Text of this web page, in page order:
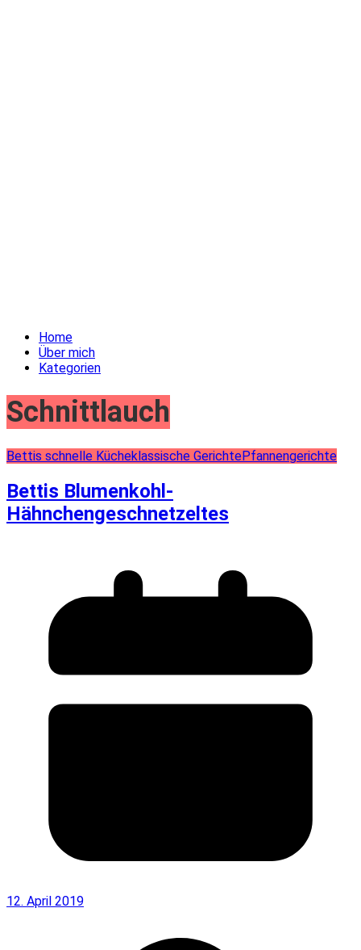
Home
Über mich
Kategorien
Schnittlauch
Bettis schnelle Kücheklassische GerichtePfannengerichte
Bettis Blumenkohl-
Hähnchengeschnetzeltes
12. April 2019